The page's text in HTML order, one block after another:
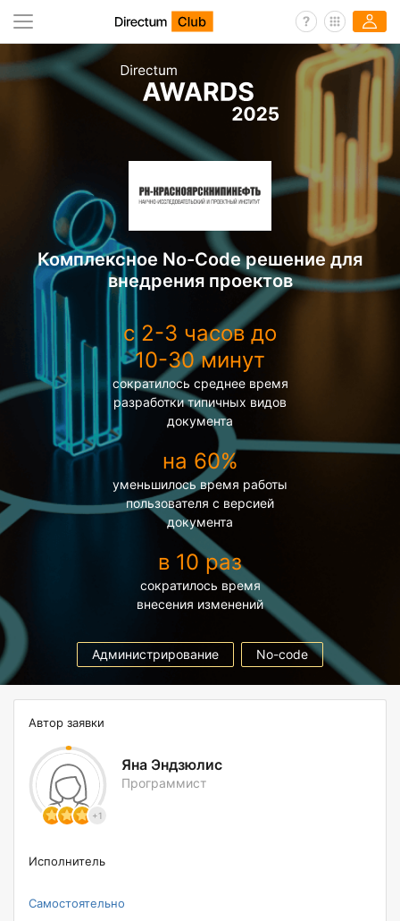
Комплексное No-Code решение для
внедрения проектов
с 2-3 часов до
10-30 минут
сократилось среднее время
разработки типичных видов
документа
на 60%
уменьшилось время работы
пользователя с версией
документа
в 10 раз
сократилось время
внесения изменений
Администрирование No-code
Автор заявки
+1
Яна Эндзюлис
Программист
Исполнитель
Самостоятельно